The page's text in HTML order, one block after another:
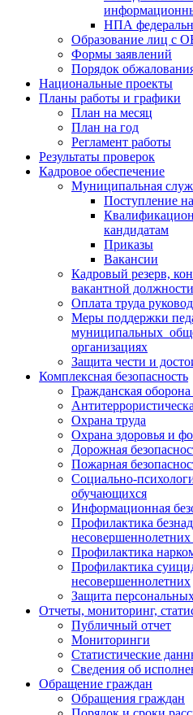
НПА
Образование лиц с
Формы заявлений
Порядок
Национальные проекты
Планы работы и графики
План на месяц
План на год
Регламент работы
Результаты проверок
Кадровое обеспечение
Муниципальная
Поступление
кандидатам
Приказы
Вакансии
Кадровый резерв,
вакантной
Оплата труда
Меры поддержки
муниципальных
организациях
Защита чести и
Комплексная безопасность
Гражданская
Охрана труда
Охрана здоровья и
Дорожная
Пожарная
Социально-
обучающихся
Информационная
Профилактика
Профилактика
Профилактика
несовершеннолетних
Защита
Отчеты, мониторинг,
Публичный отчет
Мониторинги
Статистические
Сведения об
Обращение граждан
Обращения граждан